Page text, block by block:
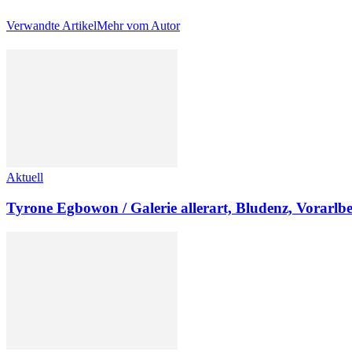
Verwandte ArtikelMehr vom Autor
Aktuell
Tyrone Egbowon / Galerie allerart, Bludenz,